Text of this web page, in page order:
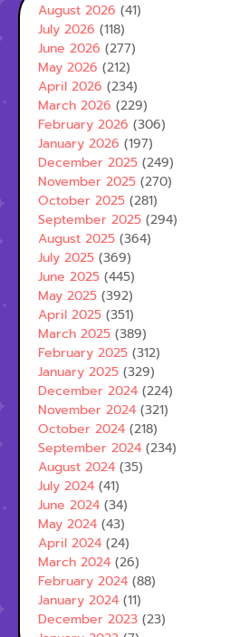
August 2026 (41)
July 2026 (118)
June 2026 (277)
May 2026 (212)
April 2026 (234)
March 2026 (229)
February 2026 (306)
January 2026 (197)
December 2025 (249)
November 2025 (270)
October 2025 (281)
September 2025 (294)
August 2025 (364)
July 2025 (369)
June 2025 (445)
May 2025 (392)
April 2025 (351)
March 2025 (389)
February 2025 (312)
January 2025 (329)
December 2024 (224)
November 2024 (321)
October 2024 (218)
September 2024 (234)
August 2024 (35)
July 2024 (41)
June 2024 (34)
May 2024 (43)
April 2024 (24)
March 2024 (26)
February 2024 (88)
January 2024 (11)
December 2023 (23)